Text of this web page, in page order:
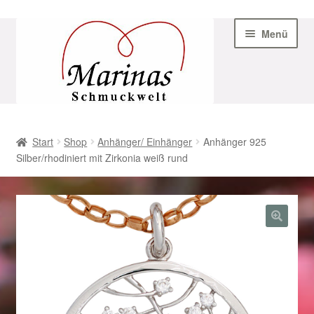
Navigation
Menü
AGB
Beispiel-Seite
Datenschutz
Geschenke zu Ostern 2023
Geschenke zu Ostern 2024
Start Shop Anhänger/ Einhänger
Anhänger 925
Silber/rhodiniert mit Zirkonia weiß rund